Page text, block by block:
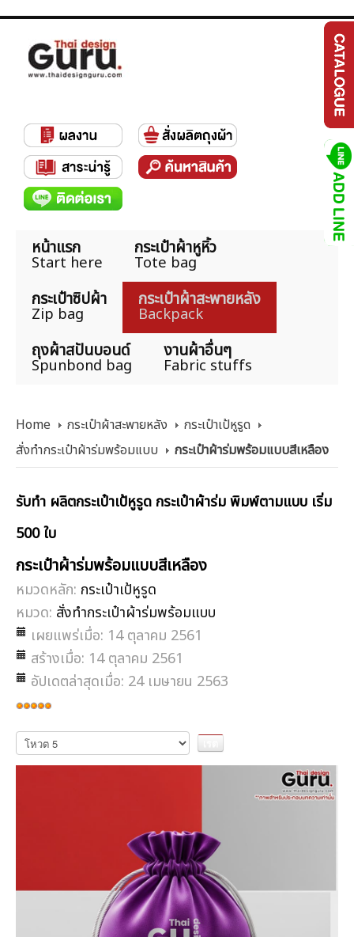
หน้าแรก
Start here
กระเป๋าผ้าหูหิ้ว
Tote bag
กระเป๋าซิปผ้า
Zip bag
กระเป๋าผ้าสะพายหลัง
Backpack
ถุงผ้าสปันบอนด์
Spunbond bag
งานผ้าอื่นๆ
Fabric stuffs
Home กระเป๋าผ้าสะพายหลัง
กระเป๋าเป้หูรูด
สั่งทำกระเป๋าผ้าร่มพร้อมแบบ
กระเป๋าผ้าร่มพร้อมแบบสีเหลือง
รับทำ ผลิตกระเป๋าเป้หูรูด กระเป๋าผ้าร่ม พิมพ์ตามแบบ เริ่ม
500 ใบ
กระเป๋าผ้าร่มพร้อมแบบสีเหลือง
หมวดหลัก: กระเป๋าเป้หูรูด
หมวด: สั่งทำกระเป๋าผ้าร่มพร้อมแบบ
เผยแพร่เมื่อ: 14 ตุลาคม 2561
สร้างเมื่อ: 14 ตุลาคม 2561
อัปเดตล่าสุดเมื่อ: 24 เมษายน 2563
ให้
เรต
สมาชิก:5/5
กรุณา
ให้
คะแนน